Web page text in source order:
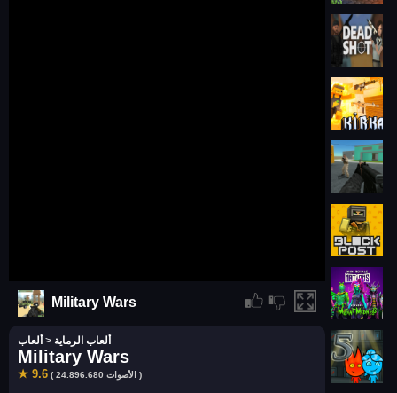
Military Wars
ألعاب > ألعاب الرماية
Military Wars
★ 9.6 ( 24.896.680 الأصوات )